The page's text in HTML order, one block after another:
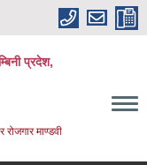
प्रदेश,
माण्डवी